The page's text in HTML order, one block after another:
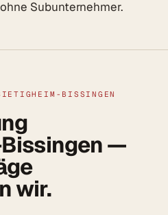
Subunternehmer.
BISSINGEN
—
wir.